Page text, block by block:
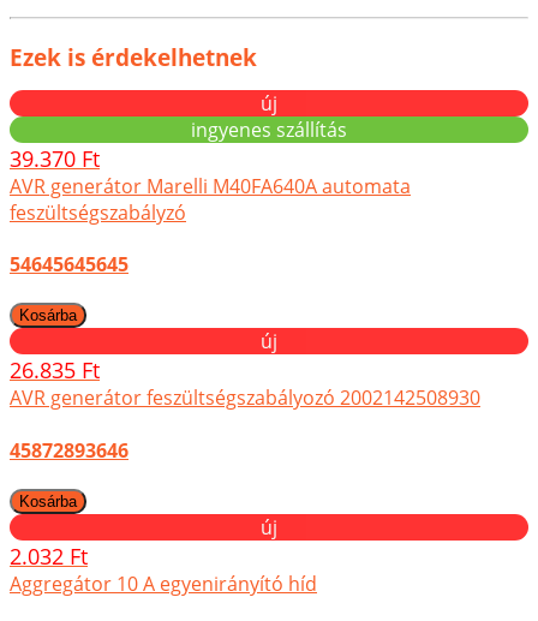
Ezek is érdekelhetnek
új
ingyenes szállítás
39.370 Ft
AVR generátor Marelli M40FA640A automata
feszültségszabályzó
54645645645
új
26.835 Ft
AVR generátor feszültségszabályozó 2002142508930
45872893646
új
2.032 Ft
Aggregátor 10 A egyenirányító híd